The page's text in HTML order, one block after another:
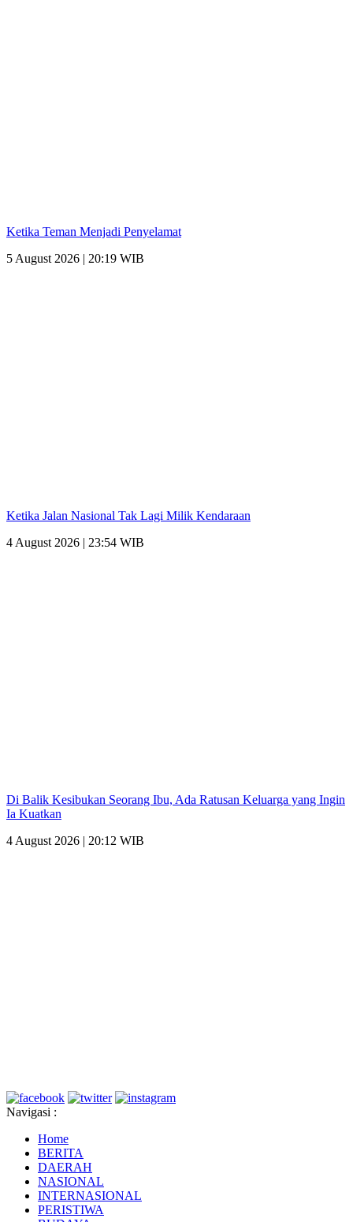
Ketika Teman Menjadi Penyelamat
5 August 2026 | 20:19 WIB
Ketika Jalan Nasional Tak Lagi Milik Kendaraan
4 August 2026 | 23:54 WIB
Di Balik Kesibukan Seorang Ibu, Ada Ratusan Keluarga yang Ingin
Ia Kuatkan
4 August 2026 | 20:12 WIB
Navigasi :
Home
BERITA
DAERAH
NASIONAL
INTERNASIONAL
PERISTIWA